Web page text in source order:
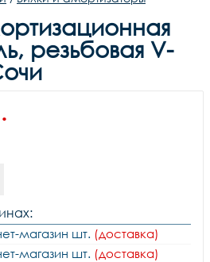
резьбовая V-
магазин шт. (доставка)
магазин шт. (доставка)